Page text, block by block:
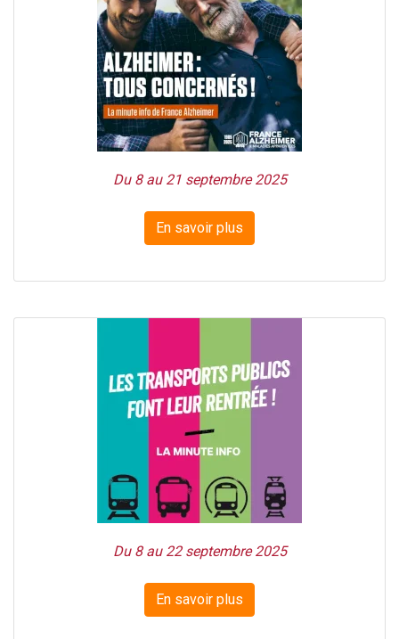
Du 8 au 21 septembre 2025
En savoir plus
Du 8 au 22 septembre 2025
En savoir plus